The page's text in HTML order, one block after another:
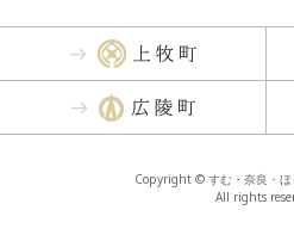
Copyright © すむ・奈良・ほ
All rights